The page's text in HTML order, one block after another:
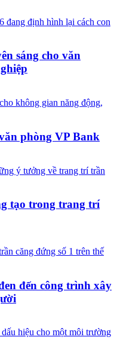
đang định hình lại cách con
sáng cho văn
không gian năng động,
phòng VP Bank
ý tưởng về trang trí trần
tạo trong trang trí
căng đứng số 1 trên thế
đến công trình xây
hiệu cho một môi trường